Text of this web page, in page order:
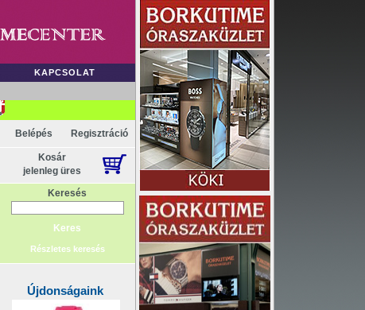
KAPCSOLAT
Belépés Regisztráció
Kosár
jelenleg üres
Keresés
Részletes keresés
Újdonságaink